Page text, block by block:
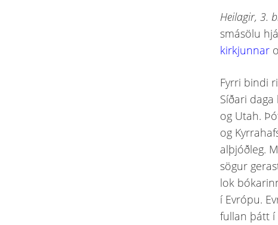
Heilagir, 3.
smásölu
kirkjunnar
Fyrri bindi
Síðari
og Utah.
og
alþjóðleg.
sögur
lok
í Evrópu.
fullan þátt í